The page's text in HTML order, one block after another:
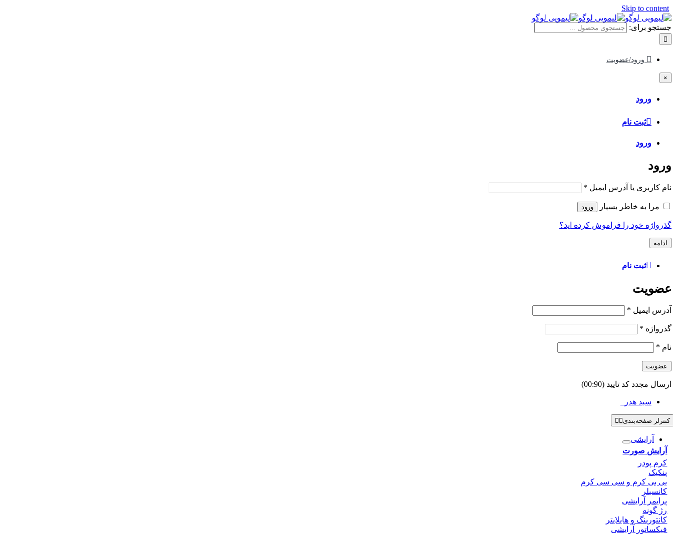
Skip to content
جستجو برای:
ورود/عضویت
×
ورود
ثبت نام
ورود
ورود
نام کاربری یا آدرس ایمیل *
مرا به خاطر بسپار ورود
گذرواژه خود را فراموش کرده اید؟
ادامه
ثبت نام
عضویت
آدرس ایمیل *
گذرواژه *
نام *
عضویت
ارسال مجدد کد تایید (00:
90
)
سبد هدر
کنترلر صفحه‌بندی
آرایشی
آرایش صورت
کرم پودر
پنکیک
بی بی کرم و سی سی کرم
کانسیلر
پرایمر آرایشی
رژ گونه
کانتورینگ و هایلایتر
فیکساتور آرایشی